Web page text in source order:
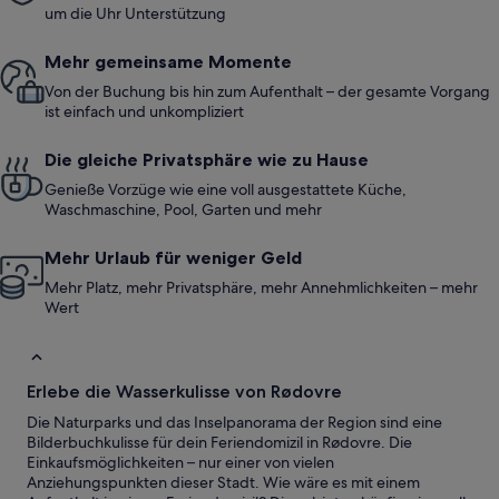
um die Uhr Unterstützung
Mehr gemeinsame Momente
Von der Buchung bis hin zum Aufenthalt – der gesamte Vorgang
ist einfach und unkompliziert
Die gleiche Privatsphäre wie zu Hause
Genieße Vorzüge wie eine voll ausgestattete Küche,
Waschmaschine, Pool, Garten und mehr
Mehr Urlaub für weniger Geld
Mehr Platz, mehr Privatsphäre, mehr Annehmlichkeiten – mehr
Wert
Erlebe die Wasserkulisse von Rødovre
Die Naturparks und das Inselpanorama der Region sind eine
Bilderbuchkulisse für dein Feriendomizil in Rødovre. Die
Einkaufsmöglichkeiten – nur einer von vielen
Anziehungspunkten dieser Stadt. Wie wäre es mit einem